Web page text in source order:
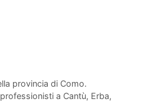
provincia di Como.
a Cantù, Erba,